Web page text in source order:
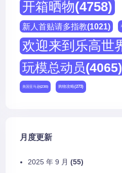
开箱晒物(4758)
新人首贴请多指教(1021)
欢迎来到乐高世
玩模总动员(4065)
美国亚马逊(230) 购物攻略(273)
月度更新
2025 年 9 月 (55)